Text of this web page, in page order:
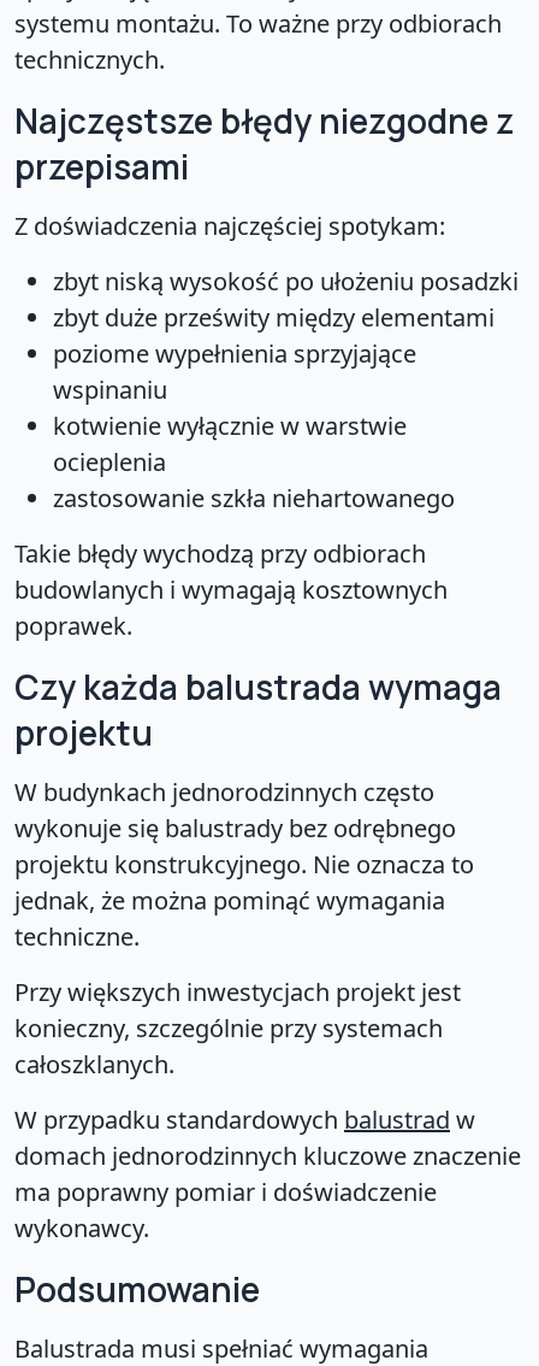
systemu montażu. To ważne przy odbiorach
technicznych.
Najczęstsze błędy niezgodne z
przepisami
Z doświadczenia najczęściej spotykam:
zbyt niską wysokość po ułożeniu posadzki
zbyt duże prześwity między elementami
poziome wypełnienia sprzyjające
wspinaniu
kotwienie wyłącznie w warstwie
ocieplenia
zastosowanie szkła niehartowanego
Takie błędy wychodzą przy odbiorach
budowlanych i wymagają kosztownych
poprawek.
Czy każda balustrada wymaga
projektu
W budynkach jednorodzinnych często
wykonuje się balustrady bez odrębnego
projektu konstrukcyjnego. Nie oznacza to
jednak, że można pominąć wymagania
techniczne.
Przy większych inwestycjach projekt jest
konieczny, szczególnie przy systemach
całoszklanych.
W przypadku standardowych balustrad w
domach jednorodzinnych kluczowe znaczenie
ma poprawny pomiar i doświadczenie
wykonawcy.
Podsumowanie
Balustrada musi spełniać wymagania